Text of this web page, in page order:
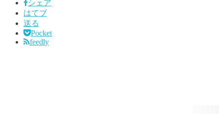
シェア
はてブ
送る
Pocket
feedly